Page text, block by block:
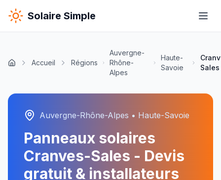
Solaire Simple
Accueil Régions
Auvergne-
Rhône-
Alpes
Haute-
Savoie
Sales
Auvergne-Rhône-Alpes • Haute-Savoie
Panneaux solaires
Cranves-Sales - Devis
gratuit & installateurs